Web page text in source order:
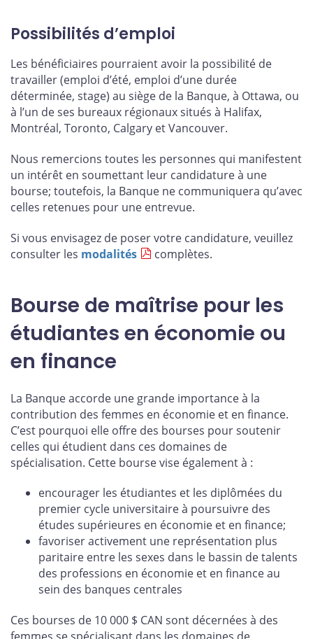
Possibilités d’emploi
Les bénéficiaires pourraient avoir la possibilité de
travailler (emploi d’été, emploi d’une durée
déterminée, stage) au siège de la Banque, à Ottawa, ou
à l’un de ses bureaux régionaux situés à Halifax,
Montréal, Toronto, Calgary et Vancouver.
Nous remercions toutes les personnes qui manifestent
un intérêt en soumettant leur candidature à une
bourse; toutefois, la Banque ne communiquera qu’avec
celles retenues pour une entrevue.
Si vous envisagez de poser votre candidature, veuillez
consulter les modalités complètes.
Bourse de maîtrise pour les
étudiantes en économie ou
en finance
La Banque accorde une grande importance à la
contribution des femmes en économie et en finance.
C’est pourquoi elle offre des bourses pour soutenir
celles qui étudient dans ces domaines de
spécialisation. Cette bourse vise également à :
encourager les étudiantes et les diplômées du
premier cycle universitaire à poursuivre des
études supérieures en économie et en finance;
favoriser activement une représentation plus
paritaire entre les sexes dans le bassin de talents
des professions en économie et en finance au
sein des banques centrales
Ces bourses de 10 000 $ CAN sont décernées à des